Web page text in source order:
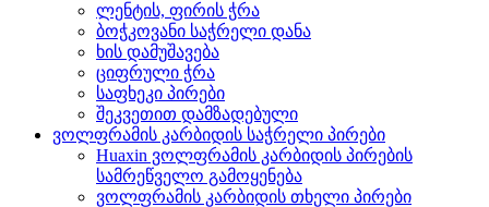
ლენტის, ფირის ჭრა
ბოჭკოვანი საჭრელი დანა
ხის დამუშავება
ციფრული ჭრა
საფხეკი პირები
შეკვეთით დამზადებული
ვოლფრამის კარბიდის საჭრელი პირები
Huaxin ვოლფრამის კარბიდის პირების
სამრეწველო გამოყენება
ვოლფრამის კარბიდის თხელი პირები